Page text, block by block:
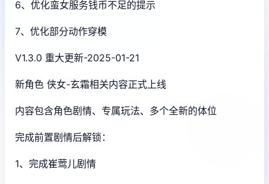
6、优化蛮女服务钱币不足的提示
7、优化部分动作穿模
V1.3.0 重大更新-2025-01-21
新角色 侠女-玄霜相关内容正式上线
内容包含角色剧情、专属玩法、多个全新的体位
完成前置剧情后解锁：
1、完成崔莺儿剧情